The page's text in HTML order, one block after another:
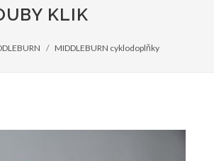
KLIK
MIDDLEBURN cyklodoplňky